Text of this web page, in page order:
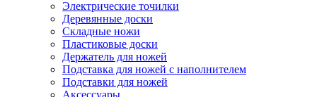
Электрические точилки
Деревянные доски
Складные ножи
Пластиковые доски
Держатель для ножей
Подставка для ножей с наполнителем
Подставки для ножей
Аксессуары